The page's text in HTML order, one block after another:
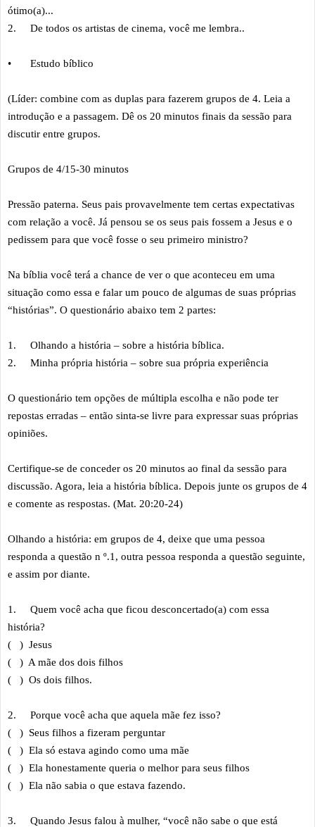
ótimo(a)...
2.
De todos os artistas de cinema, você me lembra..
• Estudo bíblico
(Líder: combine com as duplas para fazerem grupos de 4. Leia a
introdução e a passagem. Dê os 20 minutos finais da sessão para
discutir entre grupos.
Grupos de 4/15-30 minutos
Pressão paterna. Seus pais provavelmente tem certas expectativas
com relação a você. Já pensou se os seus pais fossem a Jesus e o
pedissem para que você fosse o seu primeiro ministro?
Na bíblia você terá a chance de ver o que aconteceu em uma
situação como essa e falar um pouco de algumas de suas próprias
“histórias”. O questionário abaixo tem 2 partes:
1.
Olhando a história – sobre a história bíblica.
2.
Minha própria história – sobre sua própria experiência
O questionário tem opções de múltipla escolha e não pode ter
repostas erradas – então sinta-se livre para expressar suas próprias
opiniões.
Certifique-se de conceder os 20 minutos ao final da sessão para
discussão. Agora, leia a história bíblica. Depois junte os grupos de 4
e comente as respostas. (Mat. 20:20-24)
Olhando a história: em grupos de 4, deixe que uma pessoa
responda a questão n º.1, outra pessoa responda a questão seguinte,
e assim por diante.
1.
Quem você acha que ficou desconcertado(a) com essa
história?
( ) Jesus
( ) A mãe dos dois filhos
( ) Os dois filhos.
2.
Porque você acha que aquela mãe fez isso?
( ) Seus filhos a fizeram perguntar
( ) Ela só estava agindo como uma mãe
( ) Ela honestamente queria o melhor para seus filhos
( ) Ela não sabia o que estava fazendo.
3. Quando Jesus falou à mulher, “você não sabe o que está